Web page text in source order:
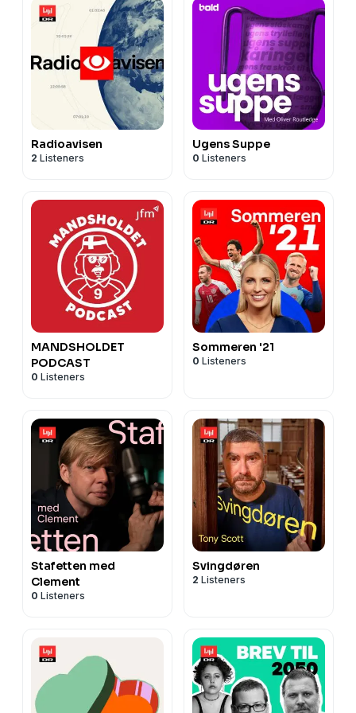
Radioavisen
2 Listeners
Ugens Suppe
0 Listeners
MANDSHOLDET
PODCAST
0 Listeners
Sommeren '21
0 Listeners
Stafetten med
Clement
0 Listeners
Svingdøren
2 Listeners